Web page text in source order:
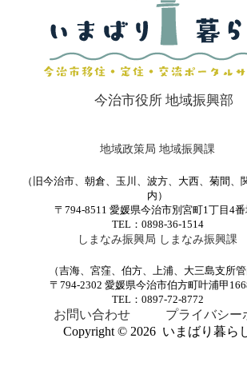
今治市役所 地域振興部
地域政策局 地域振興課
（旧今治市、朝倉、玉川、波方、大西、菊間、
内）
〒794-8511 愛媛県今治市別宮町1丁目4番
TEL：0898-36-1514
しまなみ振興局 しまなみ振興課
（吉海、宮窪、伯方、上浦、大三島支所管
〒794-2302 愛媛県今治市伯方町叶浦甲
TEL：0897-72-8772
お問い合わせ
プライバシー
Copyright © 2026 いまばり暮ら